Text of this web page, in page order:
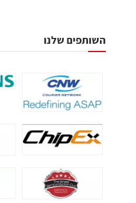
השותפים שלנו